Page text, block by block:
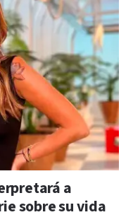
a
sobre su vida